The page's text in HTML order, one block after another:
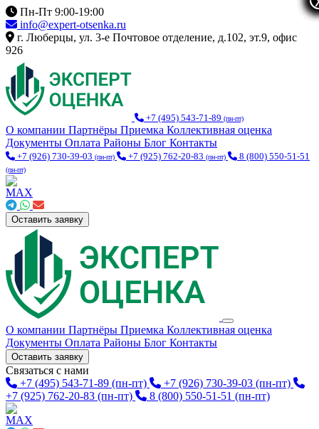
Пн-Пт 9:00-19:00
info@expert-otsenka.ru
г. Люберцы, ул. 3-е Почтовое отделение, д.102, эт.9, офис
926
+7 (495) 543-71-89 (пн-пт)
О компании Партнёры Приемка Коллективная оценка
Документы Оплата Районы Блог Контакты
+7 (926) 730-39-03 (пн-пт) +7 (925) 762-20-83 (пн-пт) 8 (800) 550-51-51
(пн-пт)
Оставить заявку
О компании Партнёры Приемка Коллективная оценка
Документы Оплата Районы Блог Контакты
Оставить заявку
Связаться с нами
+7 (495) 543-71-89 (пн-пт) +7 (926) 730-39-03 (пн-пт)
+7 (925) 762-20-83 (пн-пт) 8 (800) 550-51-51 (пн-пт)